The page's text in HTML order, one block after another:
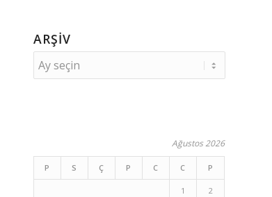
ARŞIV
Ağustos 2026
P S Ç P C C P
1 2